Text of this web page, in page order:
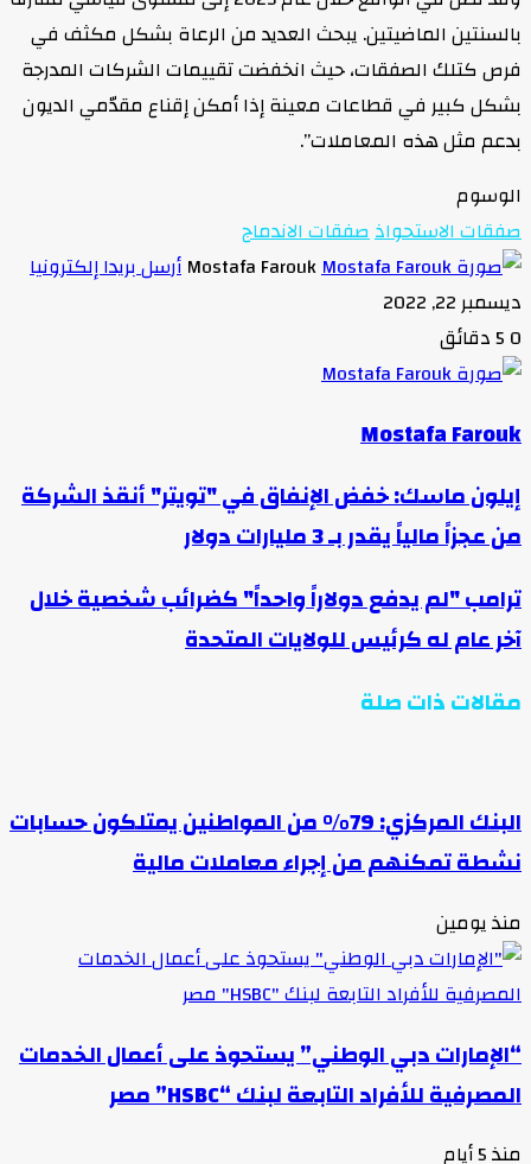
بالسنتين الماضيتين. يبحث العديد من الرعاة بشكل مكثف في
فرص كتلك الصفقات، حيث انخفضت تقييمات الشركات المدرجة
بشكل كبير في قطاعات معينة إذا أمكن إقناع مقدّمي الديون
بدعم مثل هذه المعاملات”.
الوسوم
صفقات الاستحواذصفقات الاندماج
Mostafa Farouk أرسل بريدا إلكترونيا
ديسمبر 22, 2022
0
Mostafa Farouk
إيلون ماسك: خفض الإنفاق في "تويتر" أنقذ الشركة
من عجزاً مالياً يقدر بـ 3 مليارات دولار
ترامب "لم يدفع دولاراً واحداً" كضرائب شخصية خلال
آخر عام له كرئيس للولايات المتحدة
مقالات ذات صلة
البنك المركزي: 79% من المواطنين يمتلكون حسابات
نشطة تمكنهم من إجراء معاملات مالية
منذ يومين
“الإمارات دبي الوطني” يستحوذ على أعمال الخدمات
المصرفية للأفراد التابعة لبنك “HSBC” مصر
منذ 5 أيام